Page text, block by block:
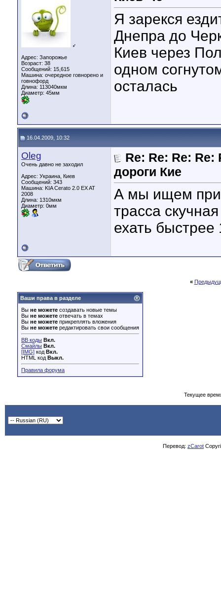
♂
Адрес: Запорожье
Возраст: 38
Сообщений: 15,615
Машина: очередное говнорено и
говнофорд
Длина: 113040мкм
Диаметр: 45мм
Я зарекся
Днепра до
Киев через
одном
осталась
16.04.2009, 10:32
Oleg
Очень давно не заходил
Адрес: Украина, Киев
Сообщений: 343
Машина: KIA Cerato 2.0 EX AT
2008
Длина: 1310мкм
Диаметр: 0мм
Re: Re: Re: Re:
дороги Кие
А мы ищем
трасса
ехать
«
Ваши права в разделе
Вы не можете создавать новые темы
Вы не можете отвечать в темах
Вы не можете прикреплять вложения
Вы не можете редактировать свои сообщения
BB коды Вкл.
Смайлы Вкл.
[IMG] код Вкл.
HTML код Выкл.
Правила форума
Текущее
Перевод: zCarot